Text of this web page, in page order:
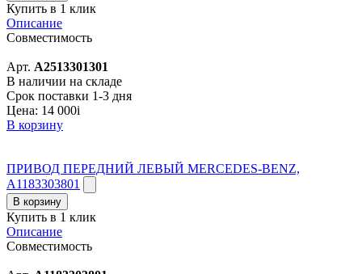
Купить в 1 клик
Описание
Совместимость
Арт. A2513301301
В наличии на складе
Срок поставки 1-3 дня
Цена: 14 000i
В корзину
ПРИВОД ПЕРЕДНИЙ ЛЕВЫЙ MERCEDES-BENZ,
A1183303801
В корзину
Купить в 1 клик
Описание
Совместимость